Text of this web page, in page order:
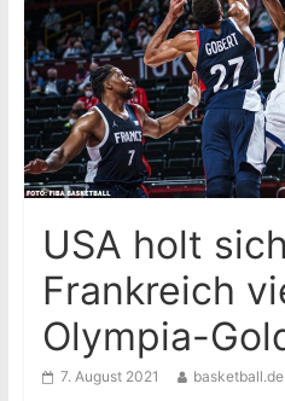
USA holt
Frankreich
Olympia-
7. August 2021